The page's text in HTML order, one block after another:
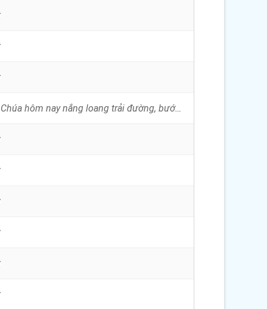
Bước vào nhà Chúa hôm nay nắng loang trải đường, bước vào nhà Chúa muôn hoa sắc hương tưng bừng. Bao ngày chờ mong hôm n...